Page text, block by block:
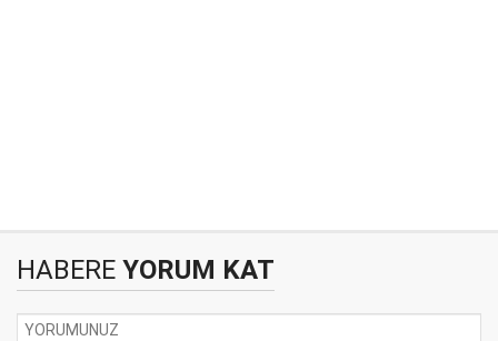
HABERE YORUM KAT